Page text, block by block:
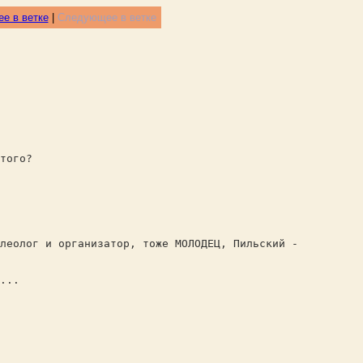
в ветке| Следующее в ветке
и организатор, тоже МОЛОДЕЦ, Пильский -